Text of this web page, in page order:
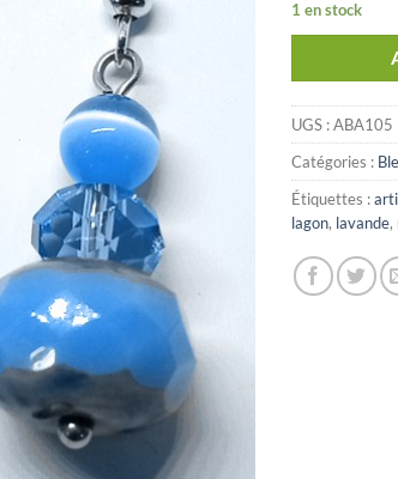
1 en stock
UGS :ABA105
Catégories :
Étiquettes :
lagon, lavande,